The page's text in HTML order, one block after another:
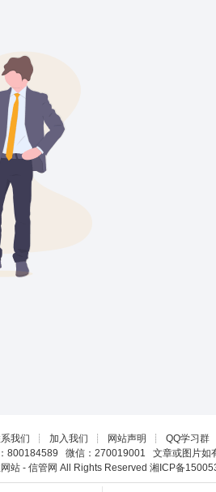
每日一练，章节
我们 ┊ 加入我们 ┊ 网站声明 ┊ QQ学习群
800184589 微信：270019001 文章或图片如
站 - 信管网 All Rights Reserved 湘ICP备